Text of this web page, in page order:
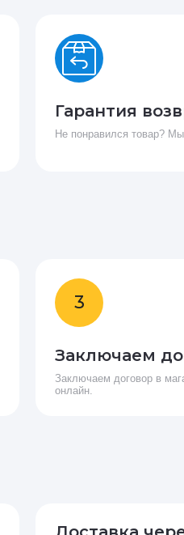
Гарантия
Не понравился товар?
3
Заключаем
Заключаем договор в
онлайн.